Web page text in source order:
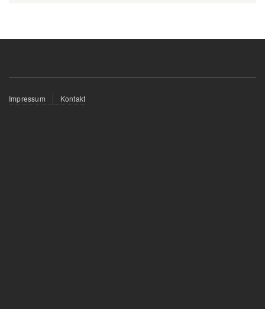
Fußzeilenmenü
Impressum Kontakt